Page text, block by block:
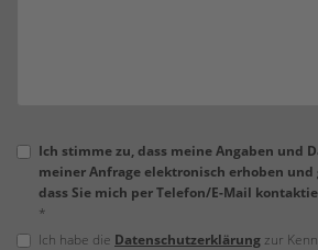
Ich stimme zu, dass meine Angaben und
meiner Anfrage elektronisch erhoben
dass Sie mich per Telefon/E-Mail
*
Ich habe die Datenschutzerklärung zur